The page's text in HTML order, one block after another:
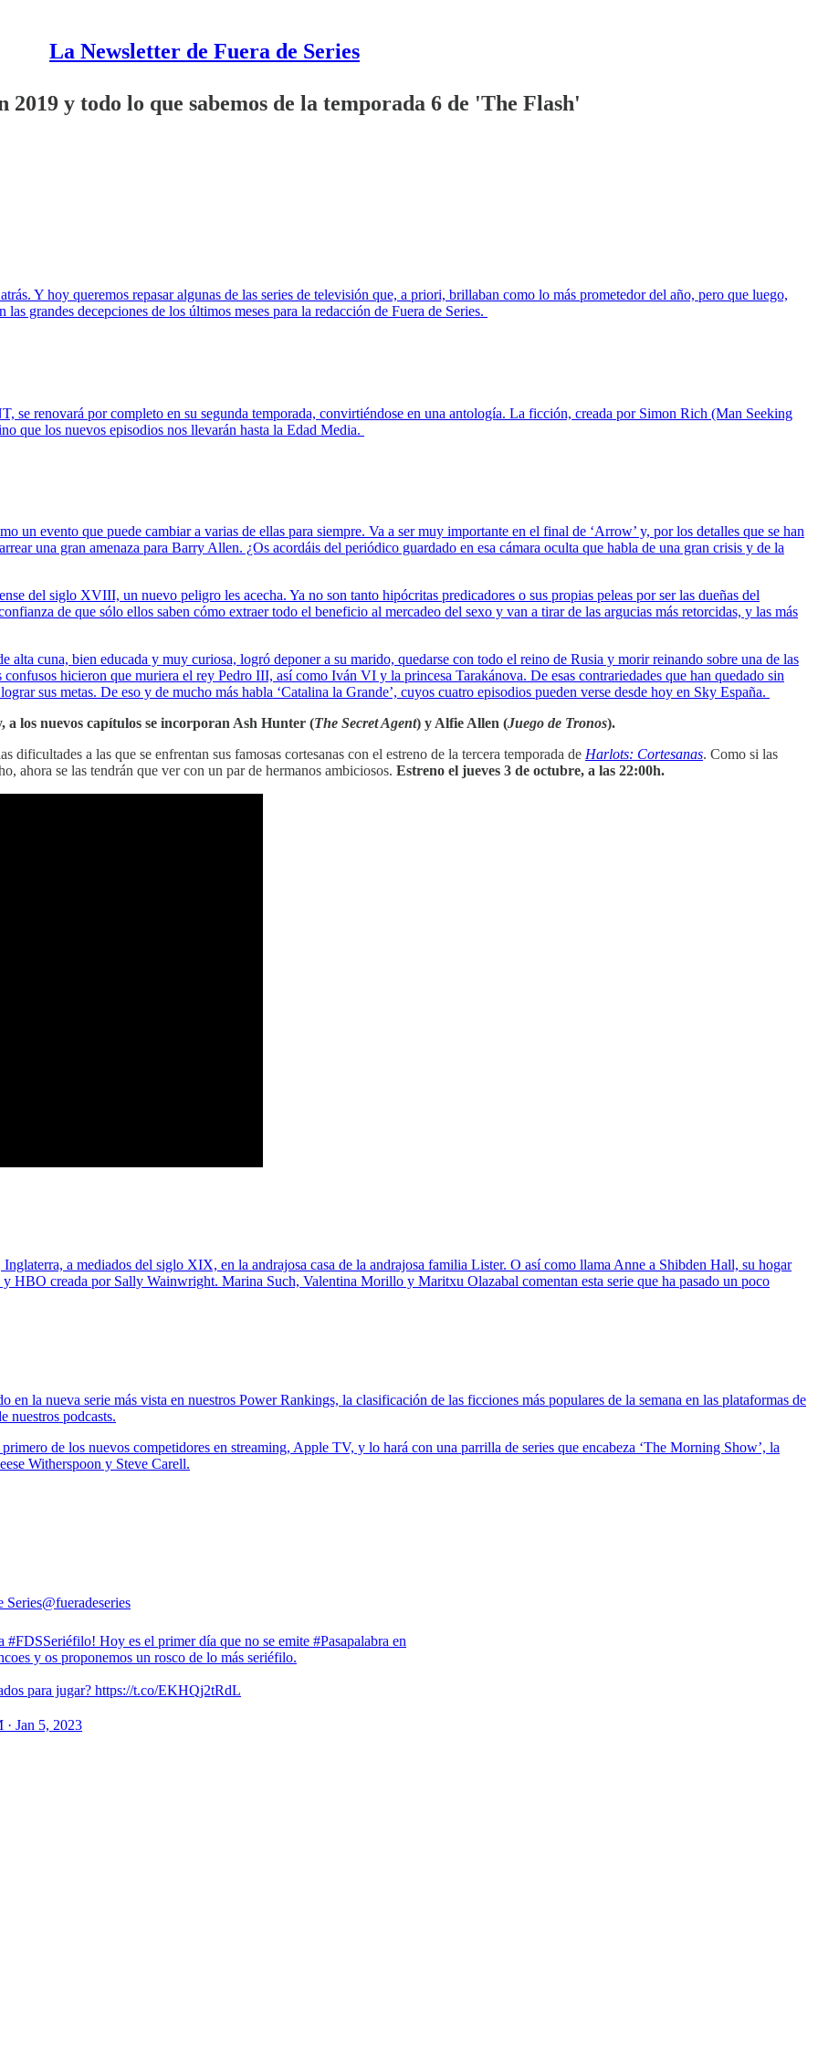
La Newsletter de Fuera de Series
2019 y todo lo que sabemos de la temporada 6 de 'The Flash'
Y hoy queremos repasar algunas de las series de televisión que, a priori, brillaban como lo más prometedor del año, pero que luego,
grandes decepciones de los últimos meses para la redacción de Fuera de Series.
se renovará por completo en su segunda temporada, convirtiéndose en una antología. La ficción, creada por Simon Rich (Man Seeking
que los nuevos episodios nos llevarán hasta la Edad Media.
un evento que puede cambiar a varias de ellas para siempre. Va a ser muy importante en el final de ‘Arrow’ y, por los detalles que se han
una gran amenaza para Barry Allen. ¿Os acordáis del periódico guardado en esa cámara oculta que habla de una gran crisis y de la
del siglo XVIII, un nuevo peligro les acecha. Ya no son tanto hipócritas predicadores o sus propias peleas por ser las dueñas del
de que sólo ellos saben cómo extraer todo el beneficio al mercadeo del sexo y van a tirar de las argucias más retorcidas, y las más
alta cuna, bien educada y muy curiosa, logró deponer a su marido, quedarse con todo el reino de Rusia y morir reinando sobre una de las
hicieron que muriera el rey Pedro III, así como Iván VI y la princesa Tarakánova. De esas contrariedades que han quedado sin
sus metas. De eso y de mucho más habla ‘Catalina la Grande’, cuyos cuatro episodios pueden verse desde hoy en Sky España.
los nuevos capítulos se incorporan Ash Hunter (The Secret Agent) y Alfie Allen (Juego de Tronos).
a las que se enfrentan sus famosas cortesanas con el estreno de la tercera temporada de Harlots: Cortesanas. Como si las
ahora se las tendrán que ver con un par de hermanos ambiciosos. Estreno el jueves 3 de octubre, a las 22:00h.
a mediados del siglo XIX, en la andrajosa casa de la andrajosa familia Lister. O así como llama Anne a Shibden Hall, su hogar
HBO creada por Sally Wainwright. Marina Such, Valentina Morillo y Maritxu Olazabal comentan esta serie que ha pasado un poco
en la nueva serie más vista en nuestros Power Rankings, la clasificación de las ficciones más populares de la semana en las plataformas de
nuestros podcasts.
de los nuevos competidores en streaming, Apple TV, y lo hará con una parrilla de series que encabeza ‘The Morning Show’, la
Witherspoon y Steve Carell.
Series@fueradeseries
#FDSSeriéfilo! Hoy es el primer día que no se emite #Pasapalabra en
y os proponemos un rosco de lo más seriéfilo.
para jugar? https://t.co/EKHQj2tRdL
· Jan 5, 2023